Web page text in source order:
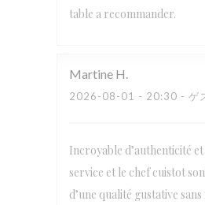
table a recommander.
Martine H
2026-08-01 - 20:30 - ゲ
Incroyable d’authenticité
service et le chef cuistot
d’une qualité gustative